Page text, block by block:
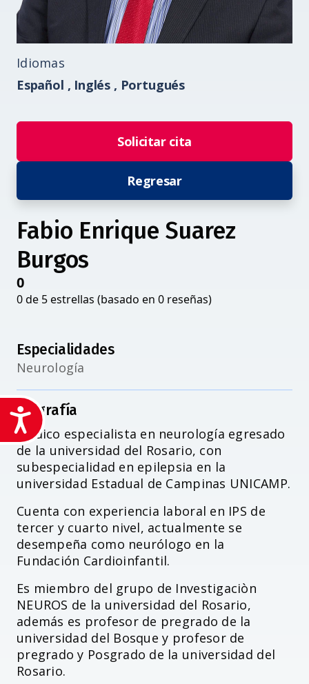
Accesibilidad
Idiomas
Español , Inglés , Portugués
Solicitar cita
Regresar
Fabio Enrique Suarez
Burgos
0
0 de 5 estrellas (basado en 0 reseñas)
Especialidades
Neurología
Biografía
Médico especialista en neurología egresado
de la universidad del Rosario, con
subespecialidad en epilepsia en la
universidad Estadual de Campinas UNICAMP.
Cuenta con experiencia laboral en IPS de
tercer y cuarto nivel, actualmente se
desempeña como neurólogo en la
Fundación Cardioinfantil.
Es miembro del grupo de Investigaciòn
NEUROS de la universidad del Rosario,
además es profesor de pregrado de la
universidad del Bosque y profesor de
pregrado y Posgrado de la universidad del
Rosario.